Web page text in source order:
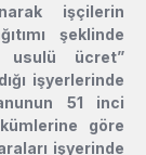
işçilerin
şeklinde
usulü ücret”
işyerlerinde
51 inci
göre
işyerinde